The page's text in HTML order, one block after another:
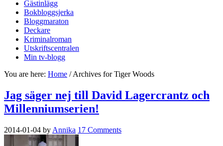
Gästinlägg
Bokbloggsjerka
Bloggmaraton
Deckare
Kriminalroman
Utskriftscentralen
Min tv-blogg
You are here: Home /Archives for Tiger Woods
Jag säger nej till David Lagercrantz och
Millenniumserien!
2014-01-04 by Annika 17 Comments